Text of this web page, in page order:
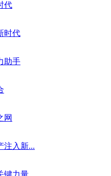
代
时代
助手
网
注入新...